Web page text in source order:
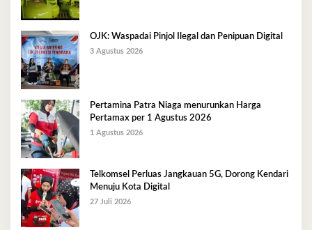
OJK: Waspadai Pinjol Ilegal dan Penipuan Digital
3 Agustus 2026
Pertamina Patra Niaga menurunkan Harga
Pertamax per 1 Agustus 2026
1 Agustus 2026
Telkomsel Perluas Jangkauan 5G, Dorong Kendari
Menuju Kota Digital
27 Juli 2026